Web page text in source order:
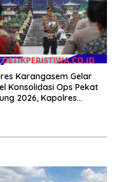
Karangasem Gelar
Konsolidasi Ops Pekat
2026, Kapolres